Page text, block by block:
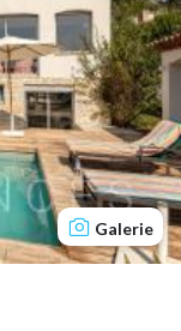
Galerie